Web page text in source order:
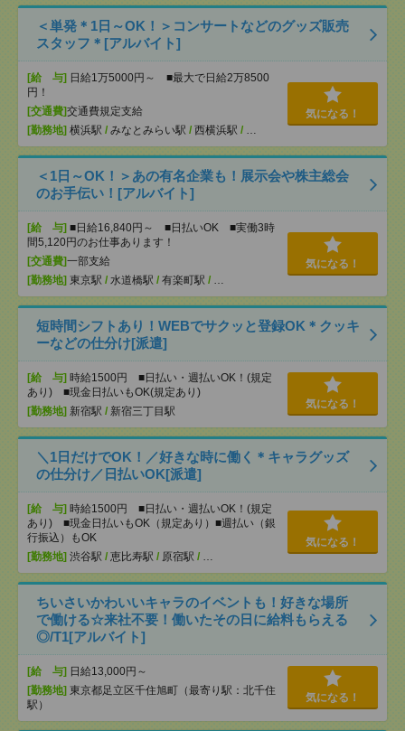
＜単発＊1日～OK！＞コンサートなどのグッズ販売
スタッフ＊[アルバイト]
[給 与] 日給1万5000円～ ■最大で日給2万8500
円！
[交通費]交通費規定支給
[勤務地] 横浜駅 / みなとみらい駅 / 西横浜駅 / …
気になる！
＜1日～OK！＞あの有名企業も！展示会や株主総会
のお手伝い！[アルバイト]
[給 与] ■日給16,840円～ ■日払いOK ■実働3時
間5,120円のお仕事あります！
[交通費]一部支給
[勤務地] 東京駅 / 水道橋駅 / 有楽町駅 / …
気になる！
短時間シフトあり！WEBでサクッと登録OK＊クッキ
ーなどの仕分け[派遣]
[給 与] 時給1500円 ■日払い・週払いOK！(規定
あり) ■現金日払いもOK(規定あり)
[勤務地] 新宿駅 / 新宿三丁目駅
気になる！
＼1日だけでOK！／好きな時に働く＊キャラグッズ
の仕分け／日払いOK[派遣]
[給 与] 時給1500円 ■日払い・週払いOK！(規定
あり) ■現金日払いもOK（規定あり）■週払い（銀
行振込）もOK
[勤務地] 渋谷駅 / 恵比寿駅 / 原宿駅 / …
気になる！
ちいさいかわいいキャラのイベントも！好きな場所
で働ける☆来社不要！働いたその日に給料もらえる
◎/T1[アルバイト]
[給 与] 日給13,000円～
[勤務地] 東京都足立区千住旭町（最寄り駅：北千住
駅）
気になる！